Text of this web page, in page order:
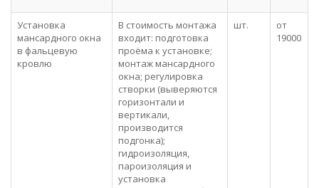
Установка
мансардного окна
в фальцевую
кровлю
В стоимость монтажа
входит: подготовка
проёма к установке;
монтаж мансардного
окна; регулировка
створки (выверяются
горизонтали и
вертикали,
производится
подгонка);
гидроизоляция,
пароизоляция и
установка
шт.
от
19000